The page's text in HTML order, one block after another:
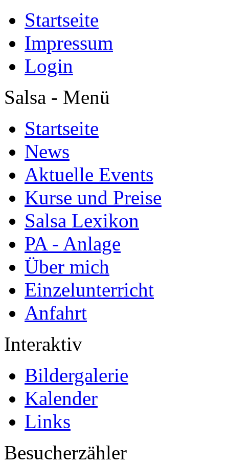
Startseite
Impressum
Login
Salsa - Menü
Startseite
News
Aktuelle Events
Kurse und Preise
Salsa Lexikon
PA - Anlage
Über mich
Einzelunterricht
Anfahrt
Interaktiv
Bildergalerie
Kalender
Links
Besucherzähler